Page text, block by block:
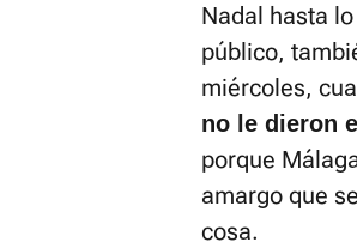
Nadal hasta
público,
miércoles,
no le dieron
porque
amargo que
cosa.